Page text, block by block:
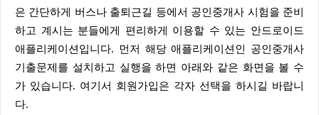
은 간단하게 버스나 출퇴근길 등에서 공인중개사 시험을 준비
하고 계시는 분들에게 편리하게 이용할 수 있는 안드로이드
애플리케이션입니다. 먼저 해당 애플리케이션인 공인중개사
기출문제를 설치하고 실행을 하면 아래와 같은 화면을 볼 수
가 있습니다. 여기서 회원가입은 각자 선택을 하시길 바랍니
다.